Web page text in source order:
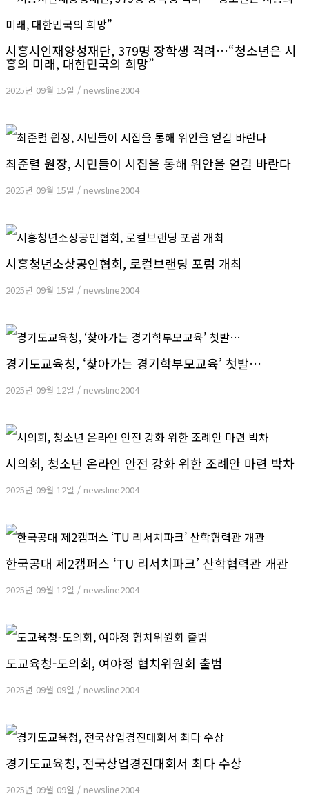
시흥시인재양성재단, 379명 장학생 격려…“청소년은 시
흥의 미래, 대한민국의 희망”
2025년 09월 15일 / newsline2004
최준렬 원장, 시민들이 시집을 통해 위안을 얻길 바란다
2025년 09월 15일 / newsline2004
시흥청년소상공인협회, 로컬브랜딩 포럼 개최
2025년 09월 15일 / newsline2004
경기도교육청, ‘찾아가는 경기학부모교육’ 첫발…
2025년 09월 12일 / newsline2004
시의회, 청소년 온라인 안전 강화 위한 조례안 마련 박차
2025년 09월 12일 / newsline2004
한국공대 제2캠퍼스 ‘TU 리서치파크’ 산학협력관 개관
2025년 09월 12일 / newsline2004
도교육청-도의회, 여야정 협치위원회 출범
2025년 09월 09일 / newsline2004
경기도교육청, 전국상업경진대회서 최다 수상
2025년 09월 09일 / newsline2004